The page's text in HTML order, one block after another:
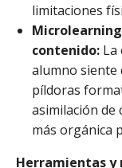
limitaciones
contenido: La
alumno siente
píldoras
asimilación de
más orgánica
Herramientas y